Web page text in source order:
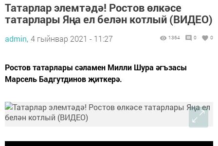
Татарлар элемтәдә! Ростов өлкәсе
татарлары Яңа ел белән котлый (ВИДЕО)
admin, 4 гыйнвар 2021 - 11:27 1364 0 0
Ростов татарлары сәламен Милли Шура әгъзасы
Марсель Бадгутдинов җиткерә.